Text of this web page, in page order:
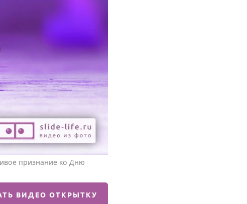
признание ко Дню
ВИДЕО ОТКРЫТКУ